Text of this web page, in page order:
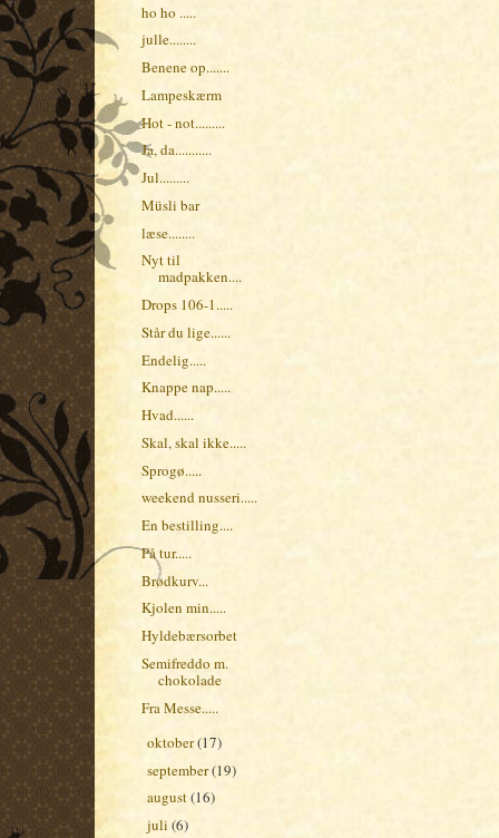
ho ho .....
julle........
Benene op.......
Lampeskærm
Hot - not.........
Ja, da...........
Jul.........
Müsli bar
læse........
Nyt til
madpakken....
Drops 106-1.....
Står du lige......
Endelig.....
Knappe nap.....
Hvad......
Skal, skal ikke.....
Sprogø.....
weekend nusseri.....
En bestilling....
På tur.....
Brødkurv...
Kjolen min.....
Hyldebærsorbet
Semifreddo m.
chokolade
Fra Messe.....
oktober(17)
september(19)
august(16)
juli (6)